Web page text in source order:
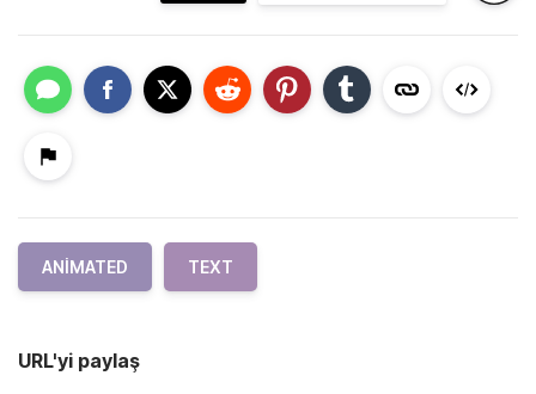
ANIMATED TEXT
URL'yi paylaş